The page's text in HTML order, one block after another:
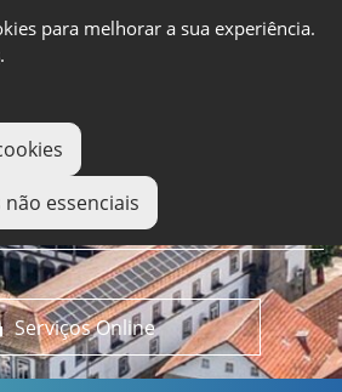
para melhorar a sua experiência.
.
essenciais
Serviços Online